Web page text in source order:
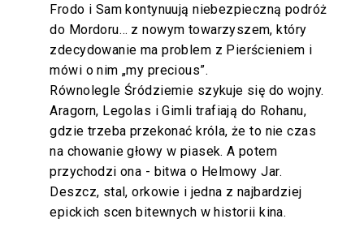
Frodo i Sam kontynuują niebezpieczną podróż
do Mordoru… z nowym towarzyszem, który
zdecydowanie ma problem z Pierścieniem i
mówi o nim „my precious”.
Równolegle Śródziemie szykuje się do wojny.
Aragorn, Legolas i Gimli trafiają do Rohanu,
gdzie trzeba przekonać króla, że to nie czas
na chowanie głowy w piasek. A potem
przychodzi ona - bitwa o Helmowy Jar.
Deszcz, stal, orkowie i jedna z najbardziej
epickich scen bitewnych w historii kina.